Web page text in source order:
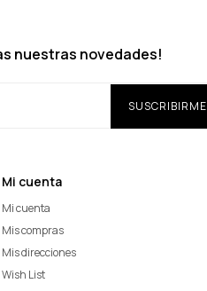
Mi cuenta
Mi cuenta
Mis compras
Mis direcciones
Wish List
nuestras novedades!
SUSCRIBIRME